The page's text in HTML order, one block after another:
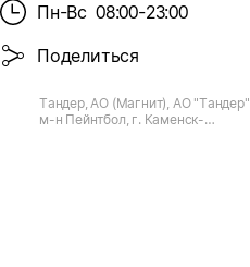
Пн-Вс 08:00-23:00
Поделиться
Тандер, АО (Магнит), АО "Тандер"
м-н Пейнтбол, г. Каменск-